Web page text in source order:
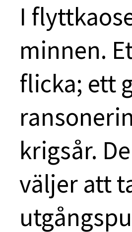
I
minnen.
flicka; ett
krigsår.
väljer att